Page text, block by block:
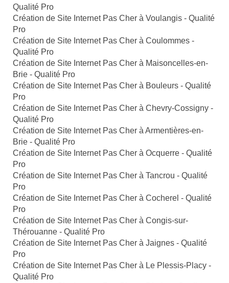
Qualité Pro
Création de Site Internet Pas Cher à Voulangis - Qualité
Pro
Création de Site Internet Pas Cher à Coulommes -
Qualité Pro
Création de Site Internet Pas Cher à Maisoncelles-en-
Brie - Qualité Pro
Création de Site Internet Pas Cher à Bouleurs - Qualité
Pro
Création de Site Internet Pas Cher à Chevry-Cossigny -
Qualité Pro
Création de Site Internet Pas Cher à Armentières-en-
Brie - Qualité Pro
Création de Site Internet Pas Cher à Ocquerre - Qualité
Pro
Création de Site Internet Pas Cher à Tancrou - Qualité
Pro
Création de Site Internet Pas Cher à Cocherel - Qualité
Pro
Création de Site Internet Pas Cher à Congis-sur-
Thérouanne - Qualité Pro
Création de Site Internet Pas Cher à Jaignes - Qualité
Pro
Création de Site Internet Pas Cher à Le Plessis-Placy -
Qualité Pro